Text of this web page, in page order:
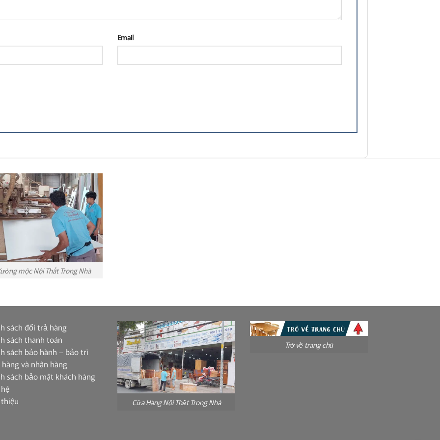
Email
mộc Nội Thất Trong Nhà
sách đổi trả hàng
sách thanh toán
sách bảo hành – bảo trì
hàng và nhận hàng
sách bảo mật khách hàng
Cửa Hàng Nội Thất Trong Nhà
Trở về trang chủ